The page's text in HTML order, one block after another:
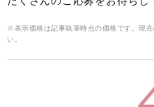
※表示価格は記事執筆時点の価格です。現
い。